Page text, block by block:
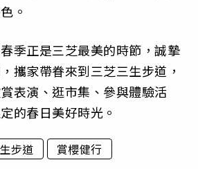
。
季正是三芝最美的時節，誠摯
攜家帶眷來到三芝三生步道，
表演、逛市集、參與體驗活
的春日美好時光。
步道
賞櫻健行